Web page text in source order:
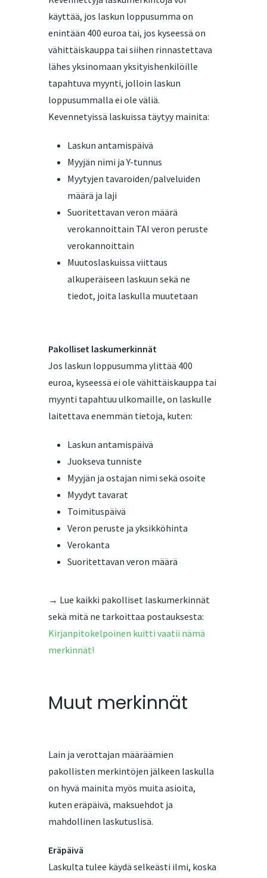
käyttää, jos laskun loppusumma on
enintään 400 euroa tai, jos kyseessä on
vähittäiskauppa tai siihen rinnastettava
lähes yksinomaan yksityishenkilöille
tapahtuva myynti, jolloin laskun
loppusummalla ei ole väliä.
Kevennetyissä laskuissa täytyy mainita:
Laskun antamispäivä
Myyjän nimi ja Y-tunnus
Myytyjen tavaroiden/palveluiden
määrä ja laji
Suoritettavan veron määrä
verokannoittain TAI veron peruste
verokannoittain
Muutoslaskuissa viittaus
alkuperäiseen laskuun sekä ne
tiedot, joita laskulla muutetaan
Pakolliset laskumerkinnät
Jos laskun loppusumma ylittää 400
euroa, kyseessä ei ole vähittäiskauppa tai
myynti tapahtuu ulkomaille, on laskulle
laitettava enemmän tietoja, kuten:
Laskun antamispäivä
Juokseva tunniste
Myyjän ja ostajan nimi sekä osoite
Myydyt tavarat
Toimituspäivä
Veron peruste ja yksikköhinta
Verokanta
Suoritettavan veron määrä
→ Lue kaikki pakolliset laskumerkinnät
sekä mitä ne tarkoittaa postauksesta:
Kirjanpitokelpoinen kuitti vaatii nämä
merkinnät!
Muut merkinnät
Lain ja verottajan määräämien
pakollisten merkintöjen jälkeen laskulla
on hyvä mainita myös muita asioita,
kuten eräpäivä, maksuehdot ja
mahdollinen laskutuslisä.
Eräpäivä
Laskulta tulee käydä selkeästi ilmi, koska